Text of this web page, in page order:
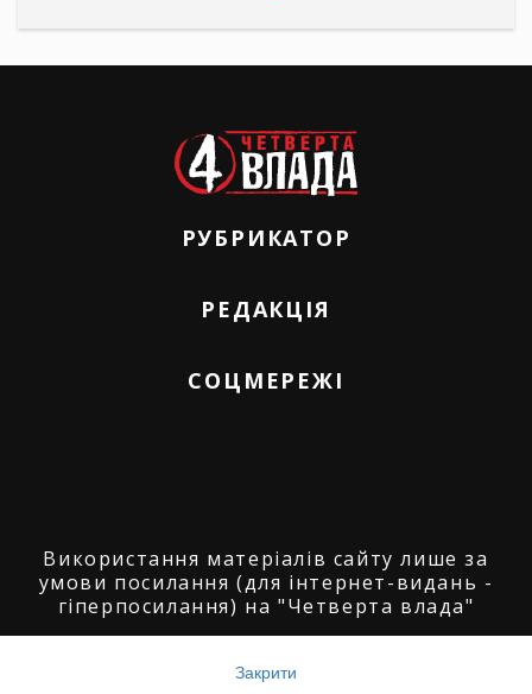
РУБРИКАТОР
РЕДАКЦІЯ
СОЦМЕРЕЖІ
Використання матеріалів сайту лише за
умови посилання (для інтернет-видань -
гіперпосилання) на "Четверта влада"
"Четверта влада": 2008-2026.
Закрити